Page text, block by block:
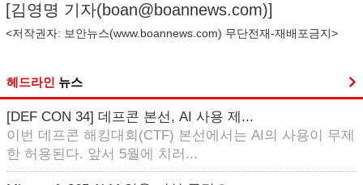
[김영명 기자(boan@boannews.com)]
<저작권자: 보안뉴스(www.boannews.com) 무단전재-재배포금지>
헤드라인 뉴스
[DEF CON 34] 데프콘 본선, AI 사용 제...
이번 데프콘 해킹대회(CTF) 본선에서는 AI의 사용이 무제
한 허용된다. 앞서 5월에 치러...